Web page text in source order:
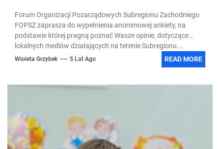
Forum Organizacji Pozarządowych Subregionu Zachodniego
FOPSZ zaprasza do wypełnienia anonimowej ankiety, na
podstawie której pragną poznać Wasze opinie, dotyczące
lokalnych mediów działających na terenie Subregionu...
Wioleta Grzybek 5 Lat Ago READ MORE